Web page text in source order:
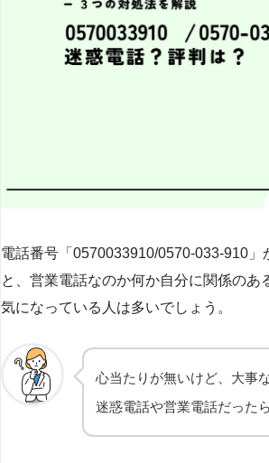
電話番号「0570033910/0570-033-910」
と、営業電話なのか何か自分に関係のあ
気になっている人は多いでしょう。
心当たりが無いけど、大事
迷惑電話や営業電話だった